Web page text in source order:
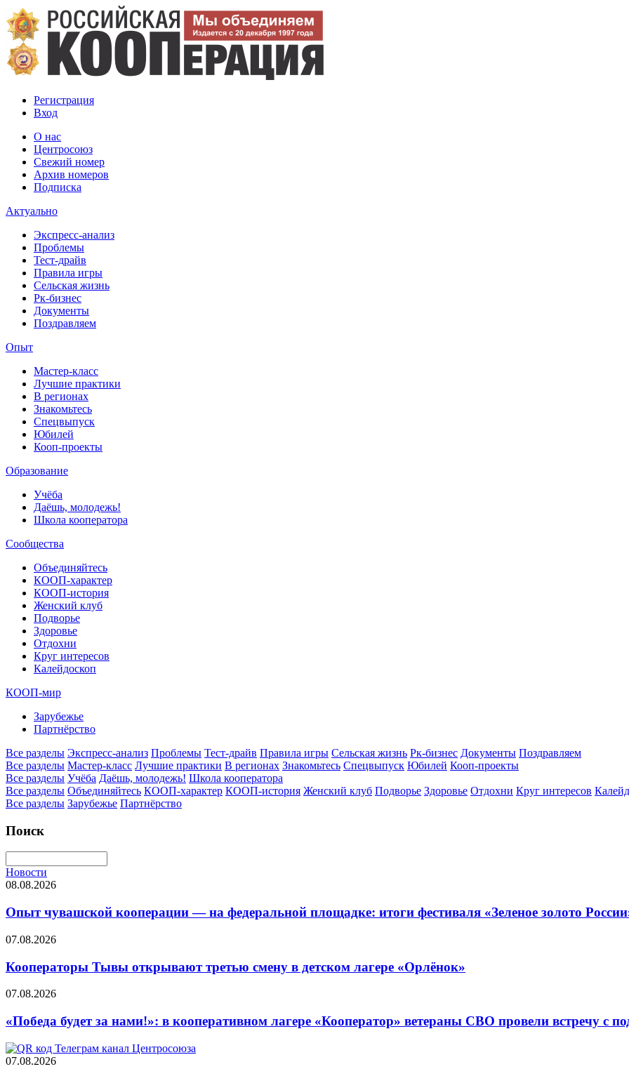
Регистрация
Вход
О нас
Центросоюз
Свежий номер
Архив номеров
Подписка
Актуально
Экспресс-анализ
Проблемы
Тест-драйв
Правила игры
Сельская жизнь
Рк-бизнес
Документы
Поздравляем
Опыт
Мастер-класс
Лучшие практики
В регионах
Знакомьтесь
Спецвыпуск
Юбилей
Кооп-проекты
Образование
Учёба
Даёшь, молодежь!
Школа кооператора
Сообщества
Объединяйтесь
КООП-характер
КООП-история
Женский клуб
Подворье
Здоровье
Отдохни
Круг интересов
Калейдоскоп
КООП-мир
Зарубежье
Партнёрство
Все разделы Экспресс-анализ Проблемы Тест-драйв Правила игры Сельская жизнь Рк-бизнес Документы Поздравляем
Все разделы Мастер-класс Лучшие практики В регионах Знакомьтесь Спецвыпуск Юбилей Кооп-проекты
Все разделы Учёба Даёшь, молодежь! Школа кооператора
Все разделы Объединяйтесь КООП-характер КООП-история Женский клуб Подворье Здоровье Отдохни Круг интересов
Все разделы Зарубежье Партнёрство
Поиск
Новости
08.08.2026
Опыт чувашской кооперации — на федеральной площадке: итоги фестиваля «Зеленое золото
07.08.2026
Кооператоры Тывы открывают третью смену в детском лагере «Орлёнок»
07.08.2026
«Победа будет за нами!»: в кооперативном лагере «Кооператор» ветераны СВО провели встречу с
07.08.2026